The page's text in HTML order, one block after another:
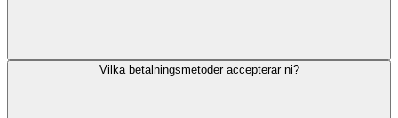
Vilka betalningsmetoder accepterar ni?